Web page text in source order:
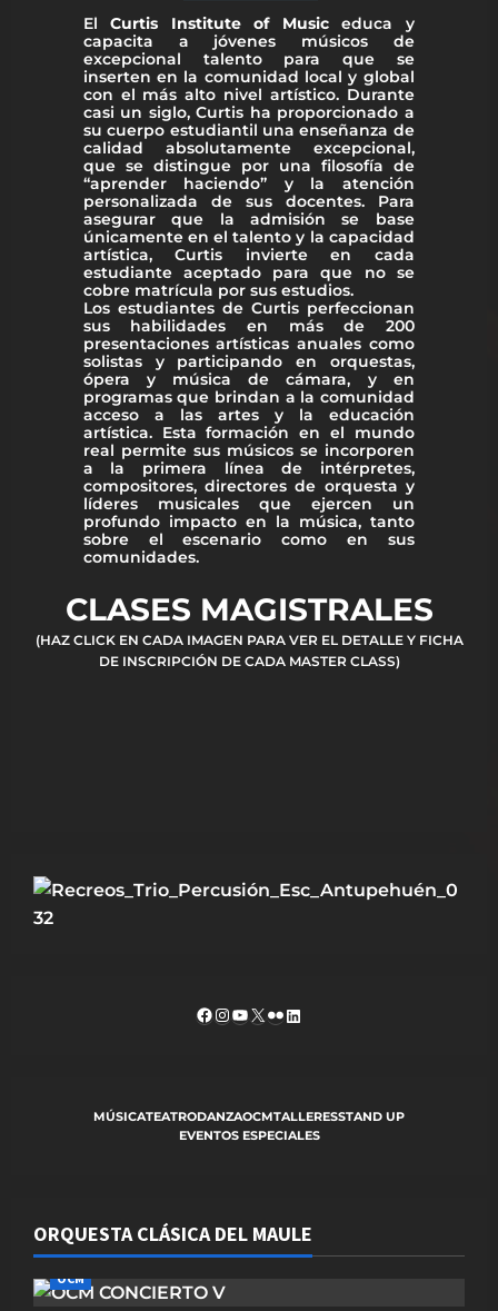
ElCurtis Institute of Musiceduca y
capacita a jóvenes músicos de
excepcional talento para que se
inserten en la comunidad local y global
con el más alto nivel artístico. Durante
casi un siglo, Curtis ha proporcionado a
su cuerpo estudiantil una enseñanza de
calidad absolutamente excepcional,
que se distingue por una filosofía de
“aprender haciendo” y la atención
personalizada de sus docentes. Para
asegurar que la admisión se base
únicamente en el talento y la capacidad
artística, Curtis invierte en cada
estudiante aceptado para que no se
cobre matrícula por sus estudios.
Los estudiantes de Curtis perfeccionan
sus habilidades en más de 200
presentaciones artísticas anuales como
solistas y participando en orquestas,
ópera y música de cámara, y en
programas que brindan a la comunidad
acceso a las artes y la educación
artística. Esta formación en el mundo
real permite sus músicos se incorporen
a la primera línea de intérpretes,
compositores, directores de orquesta y
líderes musicales que ejercen un
profundo impacto en la música, tanto
sobre el escenario como en sus
comunidades.
CLASES MAGISTRALES
(HAZ CLICK EN CADA IMAGEN PARA VER EL DETALLE Y FICHA
DE INSCRIPCIÓN DE CADA MASTER CLASS)
Facebook
Instagram
YouTube
X FlickrLinkedIn
MÚSICATEATRODANZAOCMTALLERESSTAND UP
EVENTOS ESPECIALES
ORQUESTA CLÁSICA DEL MAULE
OCM